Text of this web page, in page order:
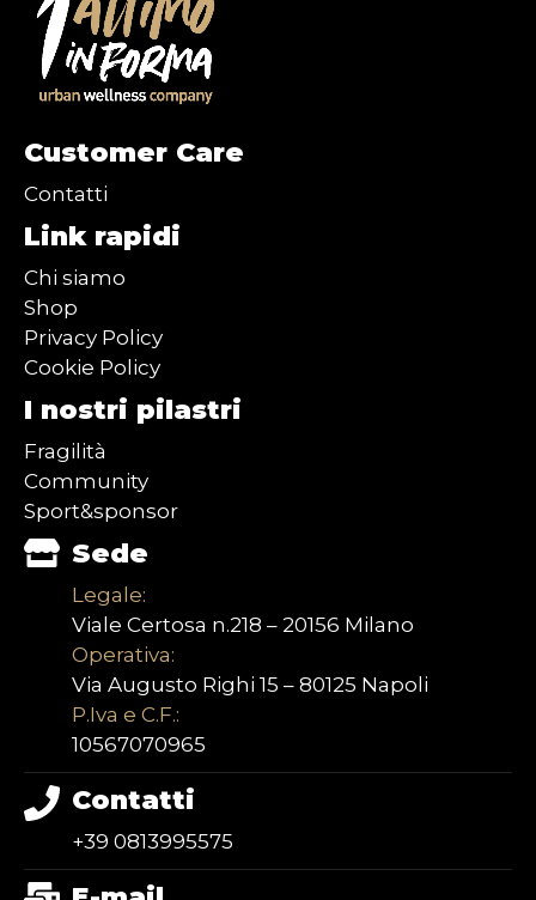
Customer Care
Contatti
Link rapidi
Chi siamo
Shop
Privacy Policy
Cookie Policy
I nostri pilastri
Fragilità
Community
Sport&sponsor
Sede
Legale:
Viale Certosa n.218 – 20156 Milano
Operativa:
Via Augusto Righi 15 – 80125 Napoli
P.Iva e C.F.:
10567070965
Contatti
+39 0813995575